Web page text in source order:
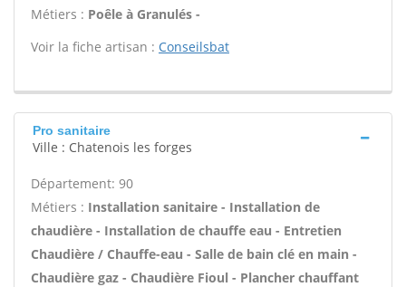
Métiers : Poêle à Granulés -
Voir la fiche artisan : Conseilsbat
Pro sanitaire
Ville : Chatenois les forges
Département: 90
Métiers : Installation sanitaire - Installation de
chaudière - Installation de chauffe eau - Entretien
Chaudière / Chauffe-eau - Salle de bain clé en main -
Chaudière gaz - Chaudière Fioul - Plancher chauffant